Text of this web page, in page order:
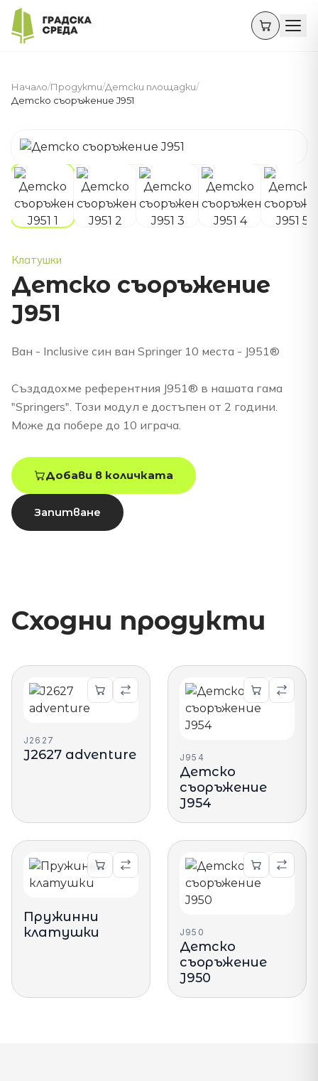
Начало/Продукти/Детски площадки/
Детско съоръжение J951
Клатушки
Детско съоръжение
J951
Ван - Inclusive син ван Springer 10 места - J951®
Създадохме референтния J951® в нашата гама
"Springers". Този модул е достъпен от 2 години.
Може да побере до 10 играча.
Добави в количката
Запитване
Сходни продукти
J2627
J2627 adventure J954
Детско
съоръжение
J954
Пружинни
клатушки
J950
Детско
съоръжение
J950